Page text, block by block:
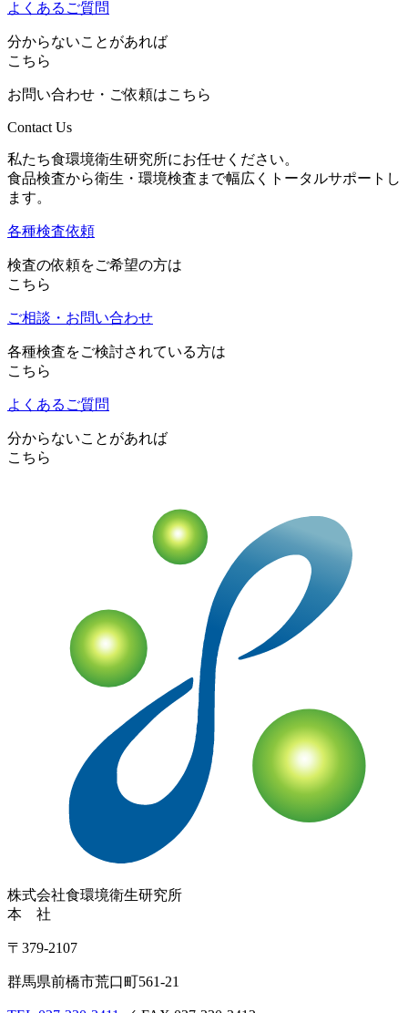
よくあるご質問
分からないことがあれば
こちら
お問い合わせ・ご依頼はこちら
Contact Us
私たち食環境衛生研究所にお任せください。
食品検査から衛生・環境検査まで幅広くトータルサポートし
ます。
各種検査依頼
検査の依頼をご希望の方は
こちら
ご相談・お問い合わせ
各種検査をご検討されている方は
こちら
よくあるご質問
分からないことがあれば
こちら
株式会社食環境衛生研究所
本 社
〒379-2107
群馬県前橋市荒口町561-21